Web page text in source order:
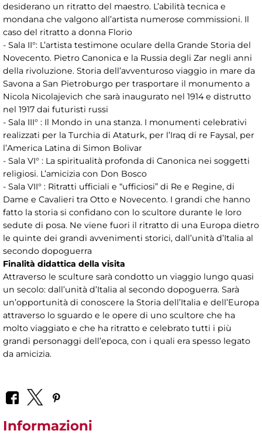
desiderano un ritratto del maestro. L’abilità tecnica e
mondana che valgono all’artista numerose commissioni. Il
caso del ritratto a donna Florio
- Sala II°: L’artista testimone oculare della Grande Storia del
Novecento. Pietro Canonica e la Russia degli Zar negli anni
della rivoluzione. Storia dell’avventuroso viaggio in mare da
Savona a San Pietroburgo per trasportare il monumento a
Nicola Nicolajevich che sarà inaugurato nel 1914 e distrutto
nel 1917 dai futuristi russi
- Sala III° : Il Mondo in una stanza. I monumenti celebrativi
realizzati per la Turchia di Ataturk, per l’Iraq di re Faysal, per
l’America Latina di Simon Bolivar
- Sala VI° : La spiritualità profonda di Canonica nei soggetti
religiosi. L’amicizia con Don Bosco
- Sala VII° : Ritratti ufficiali e “ufficiosi” di Re e Regine, di
Dame e Cavalieri tra Otto e Novecento. I grandi che hanno
fatto la storia si confidano con lo scultore durante le loro
sedute di posa. Ne viene fuori il ritratto di una Europa dietro
le quinte dei grandi avvenimenti storici, dall’unità d’Italia al
secondo dopoguerra
Finalità didattica della visita
Attraverso le sculture sarà condotto un viaggio lungo quasi
un secolo: dall’unità d’Italia al secondo dopoguerra. Sarà
un’opportunità di conoscere la Storia dell’Italia e dell’Europa
attraverso lo sguardo e le opere di uno scultore che ha
molto viaggiato e che ha ritratto e celebrato tutti i più
grandi personaggi dell’epoca, con i quali era spesso legato
da amicizia.
Informazioni